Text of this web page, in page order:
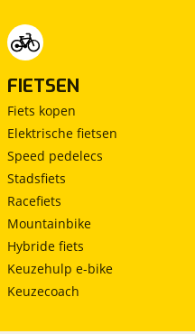
FIETSEN
Fiets kopen
Elektrische fietsen
Speed pedelecs
Stadsfiets
Racefiets
Mountainbike
Hybride fiets
Keuzehulp e-bike
Keuzecoach